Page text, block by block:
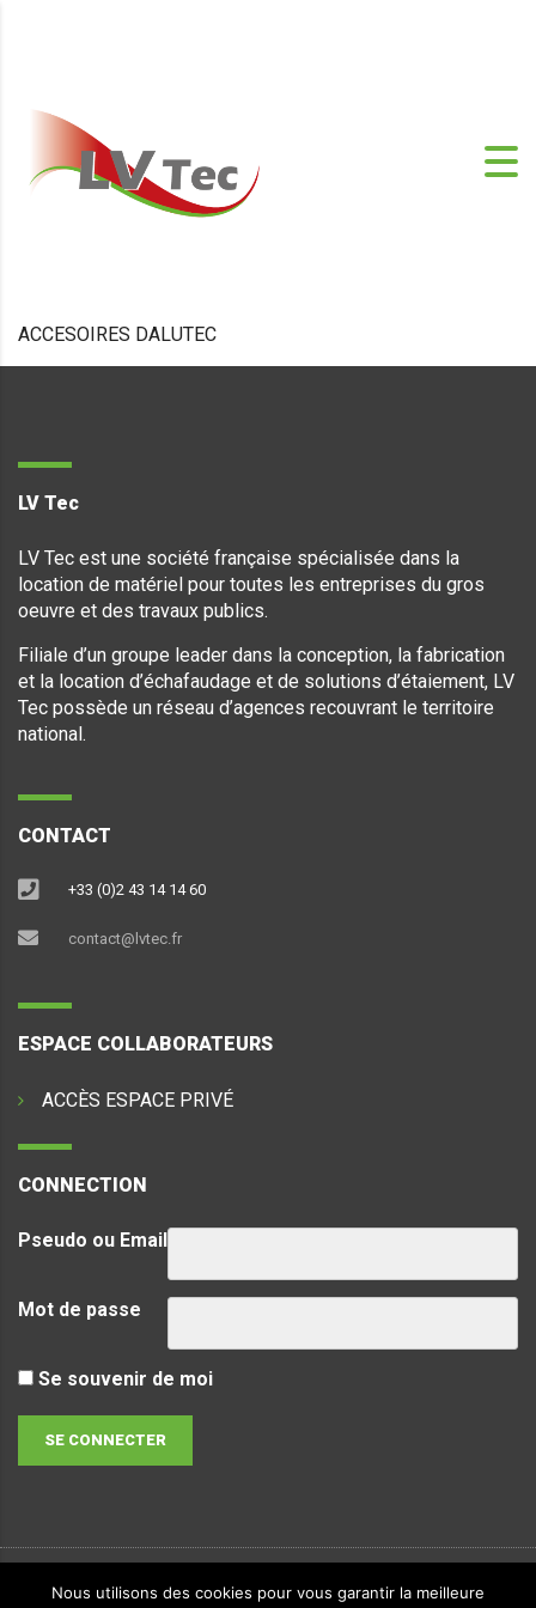
ACCESOIRES DALUTEC
LV Tec
LV Tec est une société française spécialisée dans la
location de matériel pour toutes les entreprises du gros
oeuvre et des travaux publics.
Filiale d’un groupe leader dans la conception, la fabrication
et la location d’échafaudage et de solutions d’étaiement, LV
Tec possède un réseau d’agences recouvrant le territoire
national.
CONTACT
+33 (0)2 43 14 14 60
contact@lvtec.fr
ESPACE COLLABORATEURS
ACCÈS ESPACE PRIVÉ
CONNECTION
Pseudo ou Email
Mot de passe
Se souvenir de moi
Copyright & copies. 2026 LVTec. Tous droits réservés - Politique de
Nous utilisons des cookies pour vous garantir la meilleure